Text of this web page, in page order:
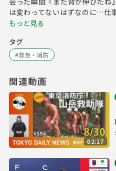
は変わってないはずなのに…仕
もっと見る
タグ
#救急・消防
関連動画
02:17